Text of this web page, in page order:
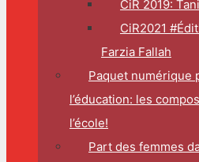
CiR 2019:
CiR2021
Farzia Fallah
Paquet numérique
l’éducation: les
l’école!
Part des femmes